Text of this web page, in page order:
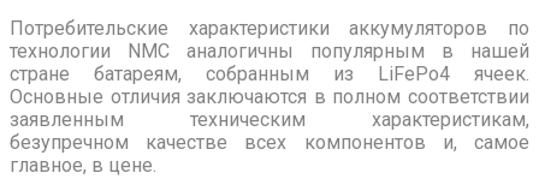
Потребительские характеристики аккумуляторов по
технологии NMC аналогичны популярным в нашей
стране батареям, собранным из LiFePo4 ячеек.
Основные отличия заключаются в полном соответствии
заявленным техническим характеристикам,
безупречном качестве всех компонентов и, самое
главное, в цене.